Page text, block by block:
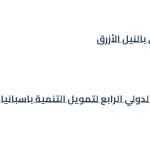
الأزرق
الرابع لتمويل التنمية باسبانيا